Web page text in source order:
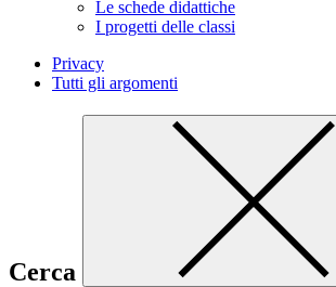
Le schede didattiche
I progetti delle classi
Privacy
Tutti gli argomenti
Cerca